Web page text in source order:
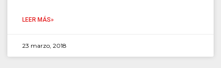
LEER MÁS»
23 marzo, 2018